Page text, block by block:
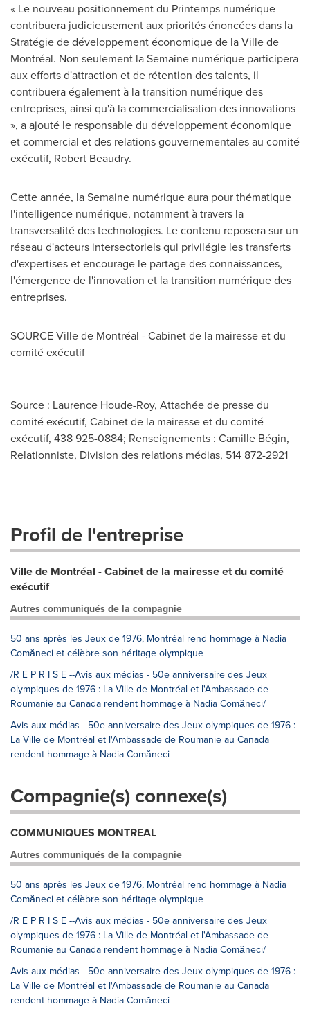
« Le nouveau positionnement du Printemps numérique
contribuera judicieusement aux priorités énoncées dans la
Stratégie de développement économique de la Ville de
Montréal. Non seulement la Semaine numérique participera
aux efforts d'attraction et de rétention des talents, il
contribuera également à la transition numérique des
entreprises, ainsi qu'à la commercialisation des innovations
», a ajouté le responsable du développement économique
et commercial et des relations gouvernementales au comité
exécutif, Robert Beaudry.
Cette année, la Semaine numérique aura pour thématique
l'intelligence numérique, notamment à travers la
transversalité des technologies. Le contenu reposera sur un
réseau d'acteurs intersectoriels qui privilégie les transferts
d'expertises et encourage le partage des connaissances,
l'émergence de l'innovation et la transition numérique des
entreprises.
SOURCE Ville de Montréal - Cabinet de la mairesse et du
comité exécutif
Source : Laurence Houde-Roy, Attachée de presse du
comité exécutif, Cabinet de la mairesse et du comité
exécutif, 438 925-0884; Renseignements : Camille Bégin,
Relationniste, Division des relations médias, 514 872-2921
Profil de l'entreprise
Ville de Montréal - Cabinet de la mairesse et du comité
exécutif
Autres communiqués de la compagnie
50 ans après les Jeux de 1976, Montréal rend hommage à Nadia
Comăneci et célèbre son héritage olympique
/R E P R I S E --Avis aux médias - 50e anniversaire des Jeux
olympiques de 1976 : La Ville de Montréal et l'Ambassade de
Roumanie au Canada rendent hommage à Nadia Comăneci/
Avis aux médias - 50e anniversaire des Jeux olympiques de 1976 :
La Ville de Montréal et l'Ambassade de Roumanie au Canada
rendent hommage à Nadia Comăneci
Compagnie(s) connexe(s)
COMMUNIQUES MONTREAL
Autres communiqués de la compagnie
50 ans après les Jeux de 1976, Montréal rend hommage à Nadia
Comăneci et célèbre son héritage olympique
/R E P R I S E --Avis aux médias - 50e anniversaire des Jeux
olympiques de 1976 : La Ville de Montréal et l'Ambassade de
Roumanie au Canada rendent hommage à Nadia Comăneci/
Avis aux médias - 50e anniversaire des Jeux olympiques de 1976 :
La Ville de Montréal et l'Ambassade de Roumanie au Canada
rendent hommage à Nadia Comăneci